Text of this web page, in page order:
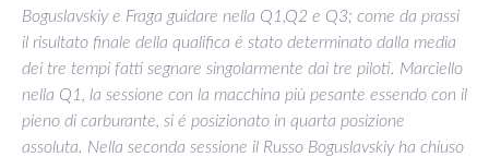
Boguslavskiy e Fraga guidare nella Q1,Q2 e Q3; come da prassi
il risultato finale della qualifica é stato determinato dalla media
dei tre tempi fatti segnare singolarmente dai tre piloti. Marciello
nella Q1, la sessione con la macchina più pesante essendo con il
pieno di carburante, si é posizionato in quarta posizione
assoluta. Nella seconda sessione il Russo Boguslavskiy ha chiuso